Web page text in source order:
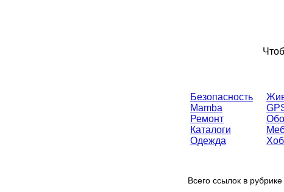
Безопасность
Mamba
Ремонт
Каталоги
Одежда
Всего ссылок в рубрике